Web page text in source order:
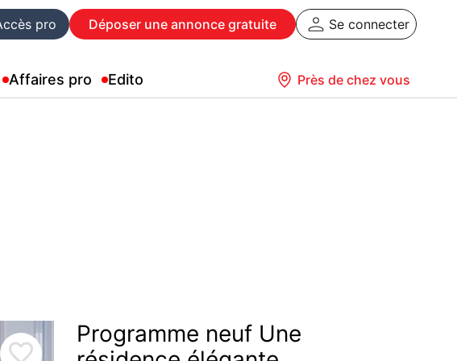
pro Déposer une annonce gratuite Se connecter
Affaires pro Edito Près de chez vous

Programme neuf Une